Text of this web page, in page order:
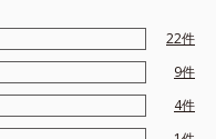
22件
9件
4件